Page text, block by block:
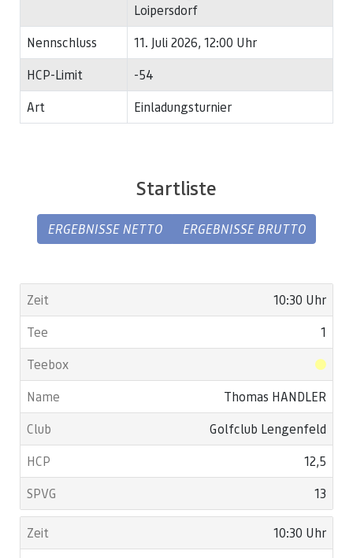
Loipersdorf
Nennschluss
11. Juli 2026, 12:00 Uhr
HCP-Limit
-54
Art
Einladungsturnier
Startliste
ERGEBNISSE NETTO ERGEBNISSE BRUTTO
10:30 Uhr
1
Thomas HANDLER
Golfclub Lengenfeld
12,5
13
10:30 Uhr